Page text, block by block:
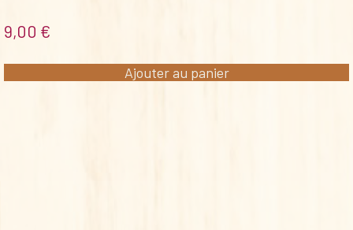
9,00 €
Ajouter au panier